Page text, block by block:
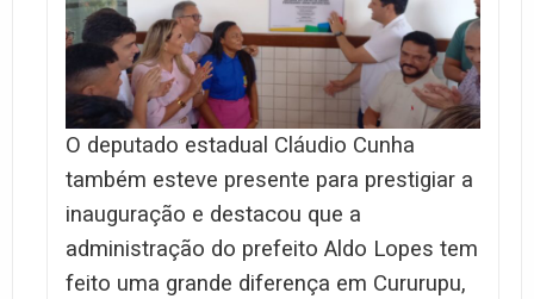
O deputado estadual Cláudio Cunha
também esteve presente para prestigiar a
inauguração e destacou que a
administração do prefeito Aldo Lopes tem
feito uma grande diferença em Cururupu,